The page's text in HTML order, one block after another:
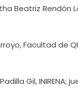
Beatriz Rendón
Facultad de
Gil, INIRENA;